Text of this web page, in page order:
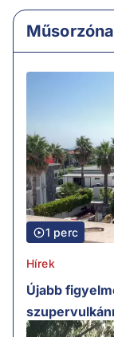
Műsorzóna
1 perc
Hírek
Újabb